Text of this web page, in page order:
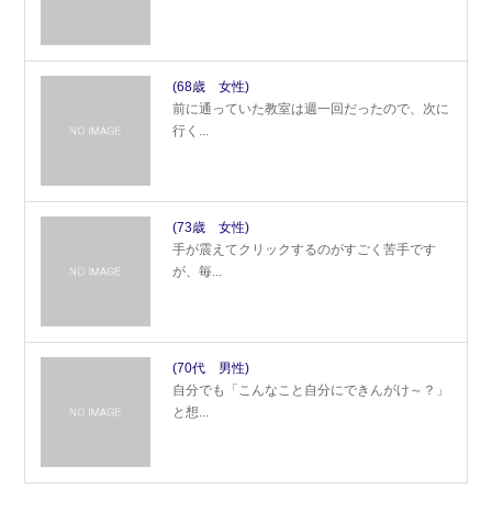
(68歳 女性)
前に通っていた教室は週一回だったので、次に
行く...
(73歳 女性)
手が震えてクリックするのがすごく苦手です
が、毎...
(70代 男性)
自分でも「こんなこと自分にできんがけ～？」
と想...